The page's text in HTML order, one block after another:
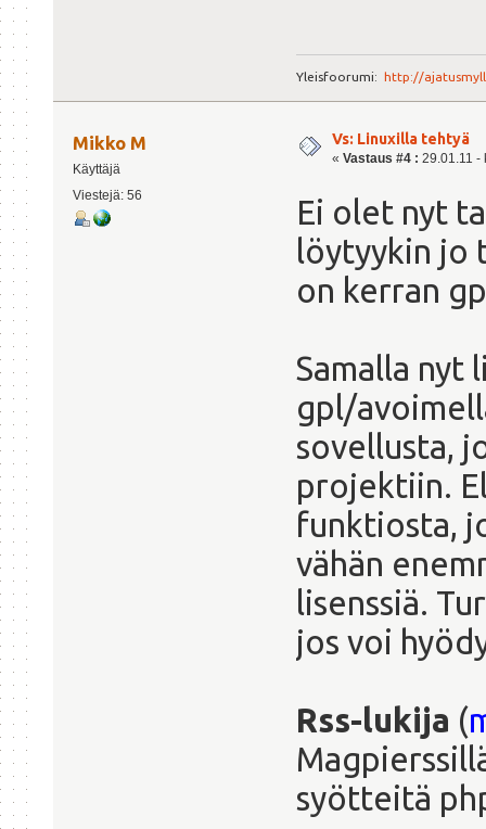
Yleisfoorumi: http://
Mikko M
Käyttäjä
Viestejä: 56
Vs: Linuxilla tehtyä
« Vastaus #4 : 29.01.11 -
Ei olet nyt
löytyykin jo
on kerran
Samalla nyt
gpl/
sovellusta,
projektiin.
funktiosta,
vähän
lisenssiä.
jos voi
Rss-lukija (
syötteitä